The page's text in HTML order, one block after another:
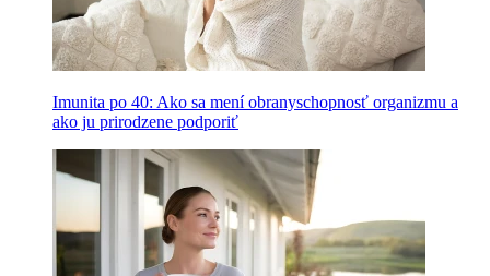
Imunita po 40: Ako sa mení obranyschopnosť organizmu a
ako ju prirodzene podporiť